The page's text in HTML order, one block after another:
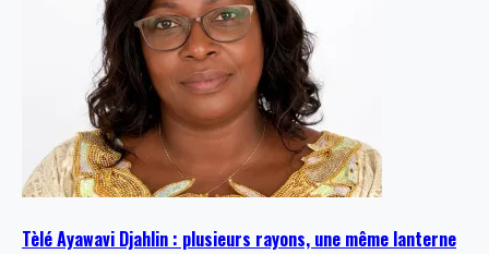
Tèlé Ayawavi Djahlin : plusieurs rayons, une même lanterne